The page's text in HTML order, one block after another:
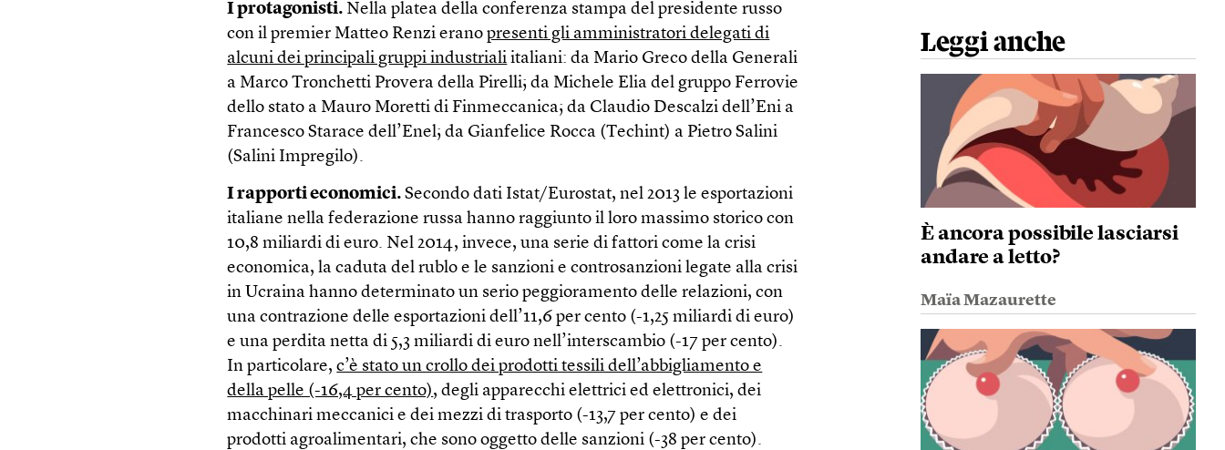
I protagonisti. Nella platea della conferenza stampa del presidente russo
con il premier Matteo Renzi eranopresenti gli amministratori delegati di
alcuni dei principali gruppi industriali italiani: da Mario Greco della Generali
a Marco Tronchetti Provera della Pirelli; da Michele Elia del gruppo Ferrovie
dello stato a Mauro Moretti di Finmeccanica; da Claudio Descalzi dell’Eni a
Francesco Starace dell’Enel; da Gianfelice Rocca (Techint) a Pietro Salini
(Salini Impregilo).
I rapporti economici. Secondo dati Istat/Eurostat, nel 2013 le esportazioni
italiane nella federazione russa hanno raggiunto il loro massimo storico con
10,8 miliardi di euro. Nel 2014, invece, una serie di fattori come la crisi
economica, la caduta del rublo e le sanzioni e controsanzioni legate alla crisi
in Ucraina hanno determinato un serio peggioramento delle relazioni, con
una contrazione delle esportazioni dell’11,6 per cento (-1,25 miliardi di euro)
e una perdita netta di 5,3 miliardi di euro nell’interscambio (-17 per cento).
In particolare,c’è stato un crollo dei prodotti tessili dell’abbigliamento e
della pelle (-16,4 per cento), degli apparecchi elettrici ed elettronici, dei
macchinari meccanici e dei mezzi di trasporto (-13,7 per cento) e dei
prodotti agroalimentari, che sono oggetto delle sanzioni (-38 per cento).
Leggi anche
È ancora possibile lasciarsi
andare a letto?
Maïa Mazaurette